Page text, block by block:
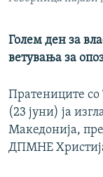
Голем ден за
ветувања за
Пратениците со
(23 јуни) ја
Македонија,
ДПМНЕ